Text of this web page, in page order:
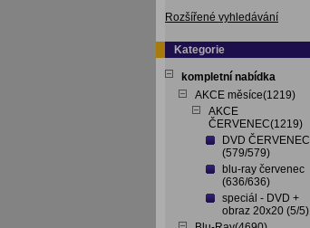
Rozšířené vyhledávání
Kategorie
kompletní nabídka
AKCE měsíce(1219)
AKCE
ČERVENEC(1219)
DVD ČERVENEC
(579/579)
blu-ray červenec
(636/636)
speciál - DVD +
obraz 20x20 (5/5)